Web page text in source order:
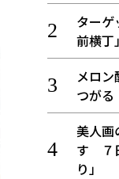
ターゲ
前横丁」
メロ
つがる
美人画
す ７
り」